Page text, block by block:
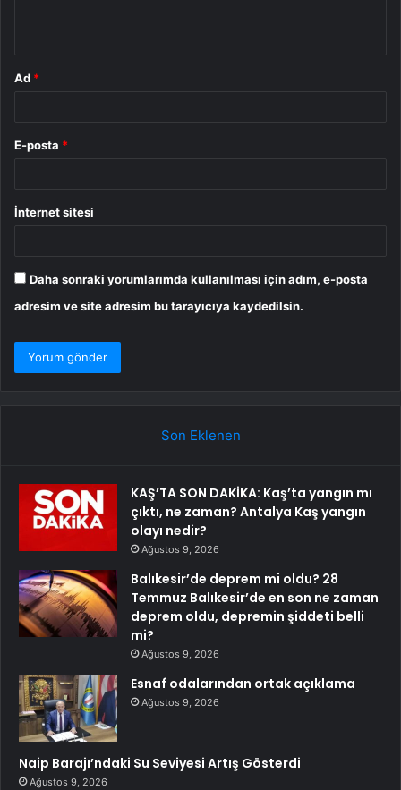
Ad *
E-posta *
İnternet sitesi
Daha sonraki yorumlarımda kullanılması için adım, e-posta
adresim ve site adresim bu tarayıcıya kaydedilsin.
Son Eklenen
KAŞ’TA SON DAKİKA: Kaş’ta yangın mı
çıktı, ne zaman? Antalya Kaş yangın
olayı nedir?
Ağustos 9, 2026
Balıkesir’de deprem mi oldu? 28
Temmuz Balıkesir’de en son ne zaman
deprem oldu, depremin şiddeti belli
mi?
Ağustos 9, 2026
Esnaf odalarından ortak açıklama
Ağustos 9, 2026
Naip Barajı’ndaki Su Seviyesi Artış Gösterdi
Ağustos 9, 2026